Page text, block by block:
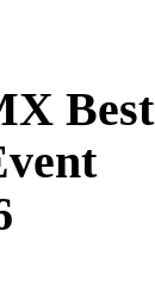
Best